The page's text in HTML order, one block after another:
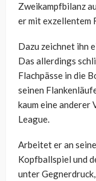
Zweikampfbilanz
er mit exzellentem
Dazu zeichnet ihn
Das allerdings
Flachpässe in die
seinen
kaum eine anderer
League.
Arbeitet er an
Kopfballspiel und
unter